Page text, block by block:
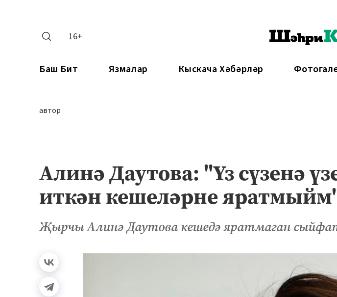
16+
Баш Бит Язмалар Кыскача Хәбәрләр
автор
Алинә Даутова: "Үз сүзенә
иткән кешеләрне
Җырчы Алинә Даутова кешедә яратмаган